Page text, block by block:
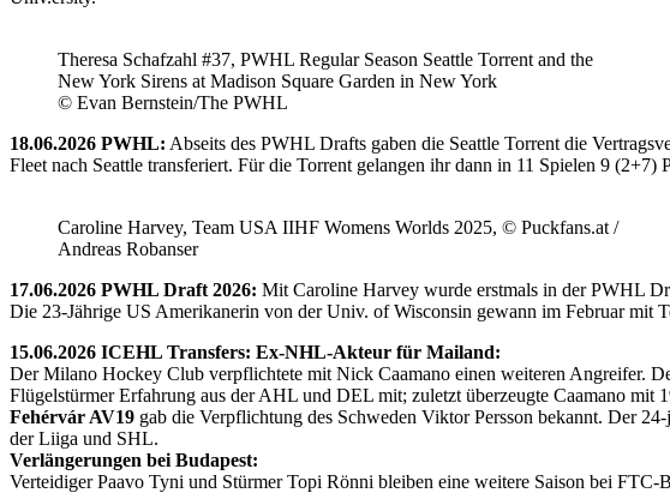
Theresa Schafzahl #37, PWHL Regular Season Seattle Torrent and the
New York Sirens at Madison Square Garden in New York
© Evan Bernstein/The PWHL
18.06.2026 PWHL: Abseits des PWHL Drafts gaben die Seattle Torrent die
Fleet nach Seattle transferiert. Für die Torrent gelangen ihr dann in 11 Spielen 9
Caroline Harvey, Team USA IIHF Womens Worlds 2025, © Puckfans.at /
Andreas Robanser
17.06.2026 PWHL Draft 2026: Mit Caroline Harvey wurde erstmals in der PWHL
Die 23-Jährige US Amerikanerin von der Univ. of Wisconsin gewann im Februar mit
15.06.2026 ICEHL Transfers: Ex-NHL-Akteur für Mailand:
Der Milano Hockey Club verpflichtete mit Nick Caamano einen weiteren Angreifer.
Flügelstürmer Erfahrung aus der AHL und DEL mit; zuletzt überzeugte Caamano mit
Fehérvár AV19 gab die Verpflichtung des Schweden Viktor Persson bekannt. Der
der Liiga und SHL.
Verlängerungen bei Budapest:
Verteidiger Paavo Tyni und Stürmer Topi Rönni bleiben eine weitere Saison bei FTC-